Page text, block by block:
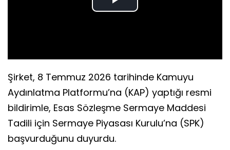
Play
Şirket, 8 Temmuz 2026 tarihinde Kamuyu
Aydınlatma Platformu’na (KAP) yaptığı resmi
bildirimle, Esas Sözleşme Sermaye Maddesi
Tadili için Sermaye Piyasası Kurulu’na (SPK)
başvurduğunu duyurdu.